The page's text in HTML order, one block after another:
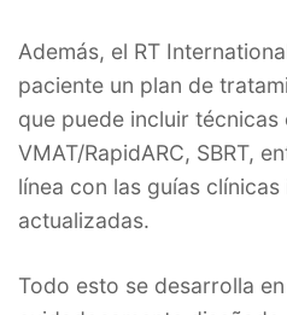
Además, el RT
paciente un plan de
que puede incluir
VMAT/RapidARC, SBRT,
línea con las guías
actualizadas.
Todo esto se desarrolla